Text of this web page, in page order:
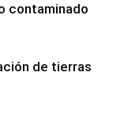
contaminado
de tierras